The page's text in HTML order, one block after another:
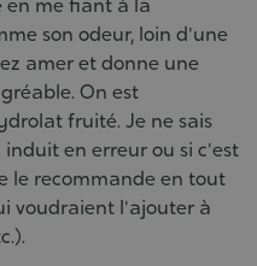
en me fiant à la
son odeur, loin d'une
amer et donne une
On est
fruité. Je ne sais
en erreur ou si c'est
le recommande en tout
voudraient l'ajouter à